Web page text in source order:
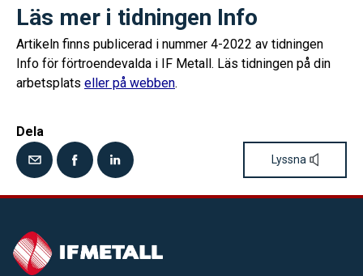
Läs mer i tidningen Info
Artikeln finns publicerad i nummer 4-2022 av tidningen
Info för förtroendevalda i IF Metall. Läs tidningen på din
arbetsplats eller på webben.
Dela
Lyssna